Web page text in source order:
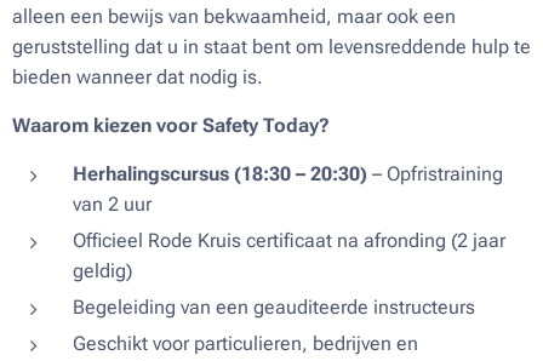
alleen een bewijs van bekwaamheid, maar ook een
geruststelling dat u in staat bent om levensreddende hulp te
bieden wanneer dat nodig is.
Waarom kiezen voor Safety Today?
Herhalingscursus (18:30 – 20:30) – Opfristraining
van 2 uur
Officieel Rode Kruis certificaat na afronding (2 jaar
geldig)
Begeleiding van een geauditeerde instructeurs
Geschikt voor particulieren, bedrijven en